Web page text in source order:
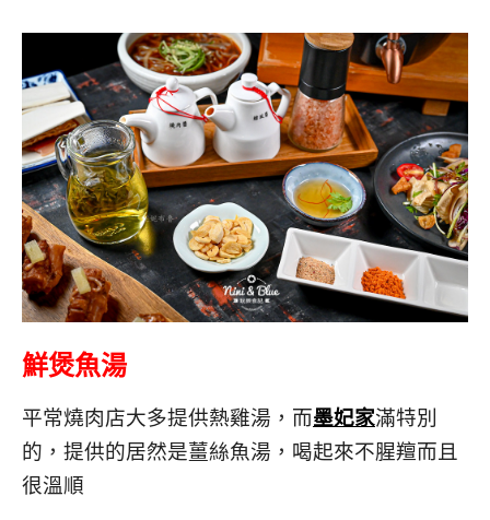
鮮煲魚湯
平常燒肉店大多提供熱雞湯，而墨妃家滿特別
的，提供的居然是薑絲魚湯，喝起來不腥羶而且
很溫順